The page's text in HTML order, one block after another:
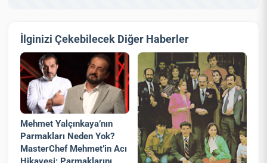
İlginizi Çekebilecek Diğer Haberler
Mehmet Yalçınkaya’nın
Parmakları Neden Yok?
MasterChef Mehmet’in Acı